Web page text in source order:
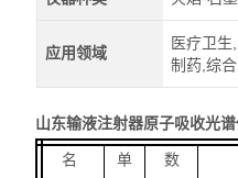
应用领域
医疗卫
制药,综合
山东输液注射器原子吸收光
名
单
数